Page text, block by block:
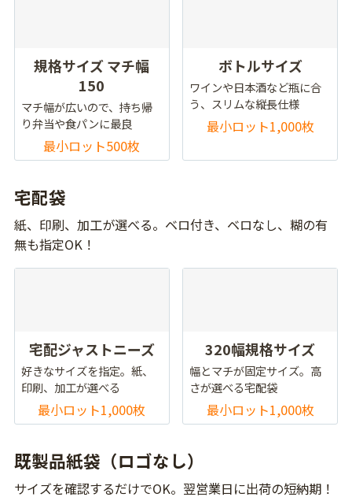
規格サイズ マチ幅
150
マチ幅が広いので、持ち帰
り弁当や食パンに最良
最小ロット500枚
ボトルサイズ
ワインや日本酒など瓶に合
う、スリムな縦長仕様
最小ロット1,000枚
宅配袋
紙、印刷、加工が選べる。ベロ付き、ベロなし、糊の有
無も指定OK！
宅配ジャストニーズ
好きなサイズを指定。紙、
印刷、加工が選べる
最小ロット1,000枚
320幅規格サイズ
幅とマチが固定サイズ。高
さが選べる宅配袋
最小ロット1,000枚
既製品紙袋（ロゴなし）
サイズを確認するだけでOK。翌営業日に出荷の短納期！